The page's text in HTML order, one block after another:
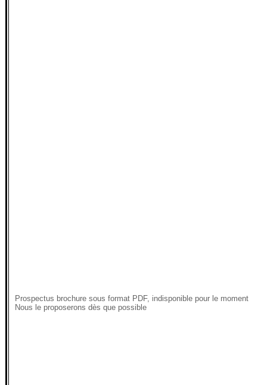
Prospectus brochure sous format PDF, indisponible pour le moment
Nous le proposerons dès que possible